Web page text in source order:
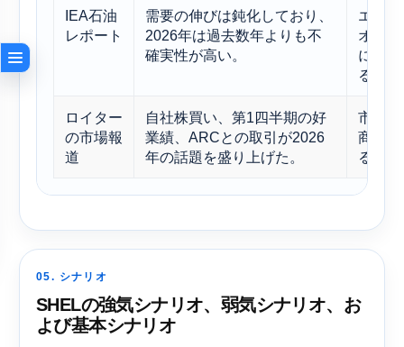
IEA石油
レポート
需要の伸びは鈍化しており、
2026年は過去数年よりも不
確実性が高い。
エネ
オの
に関
るべ
ロイター
の市場報
道
自社株買い、第1四半期の好
業績、ARCとの取引が2026
年の話題を盛り上げた。
市場
商品
る。
05. シナリオ
SHELの強気シナリオ、弱気シナリオ、お
よび基本シナリオ